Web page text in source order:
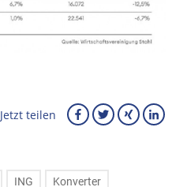
Jetzt teilen
ING Konverter